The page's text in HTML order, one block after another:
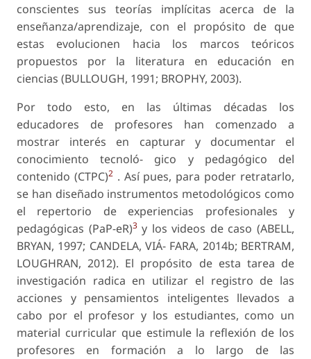
conscientes sus teorías implícitas acerca de la
enseñanza/aprendizaje, con el propósito de que
estas evolucionen hacia los marcos teóricos
propuestos por la literatura en educación en
ciencias (BULLOUGH, 1991; BROPHY, 2003).
Por todo esto, en las últimas décadas los
educadores de profesores han comenzado a
mostrar interés en capturar y documentar el
conocimiento tecnoló- gico y pedagógico del
contenido (CTPC)2. Así pues, para poder retratarlo,
se han diseñado instrumentos metodológicos como
el repertorio de experiencias profesionales y
pedagógicas (PaP-eR)3y los videos de caso (ABELL,
BRYAN, 1997; CANDELA, VIÁ- FARA, 2014b; BERTRAM,
LOUGHRAN, 2012). El propósito de esta tarea de
investigación radica en utilizar el registro de las
acciones y pensamientos inteligentes llevados a
cabo por el profesor y los estudiantes, como un
material curricular que estimule la reflexión de los
profesores en formación a lo largo de las